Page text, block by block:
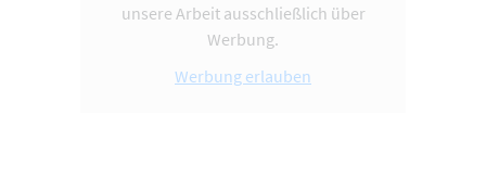
unsere Arbeit ausschließlich über
Werbung.
Werbung erlauben